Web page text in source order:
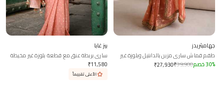
جهامبثريدز
طقم قماش ساري مزين بالدانتيل وبلوزة غير
مخيطة
₹27,930₹39,900 30% خصم
بيز غابا
ساري بربطة عنق مع قطعة بلوزة غير مخيطة
₹11,580
الأعلى تقييماً